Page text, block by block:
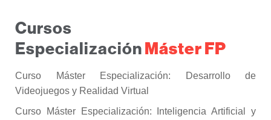
Cursos
Especialización Máster FP
Curso Máster Especialización: Desarrollo de
Videojuegos y Realidad Virtual
Curso Máster Especialización: Inteligencia Artificial y